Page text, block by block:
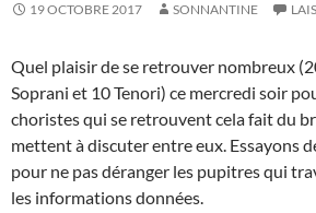
19 OCTOBRE 2017 SONNANTINE
Quel plaisir de se retrouver nombreux
Soprani et 10 Tenori) ce mercredi soir
choristes qui se retrouvent cela fait du
mettent à discuter entre eux. Essayons
pour ne pas déranger les pupitres qui
les informations données.